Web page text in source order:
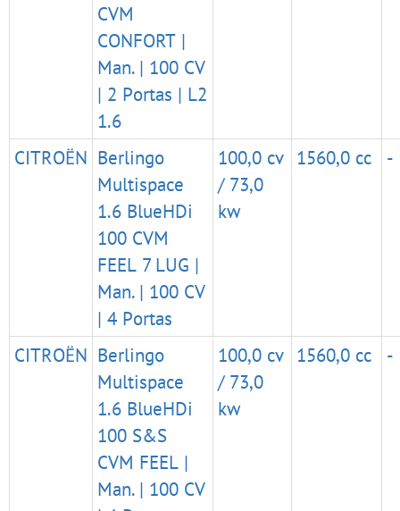
CVM
CONFORT |
Man. | 100 CV
| 2 Portas | L2
1.6
CITROËN Berlingo
Multispace
1.6 BlueHDi
100 CVM
FEEL 7 LUG |
Man. | 100 CV
| 4 Portas
100,0 cv
/ 73,0
kw
1560,0 cc -
CITROËN Berlingo
Multispace
1.6 BlueHDi
100 S&S
CVM FEEL |
Man. | 100 CV
100,0 cv
/ 73,0
kw
1560,0 cc -